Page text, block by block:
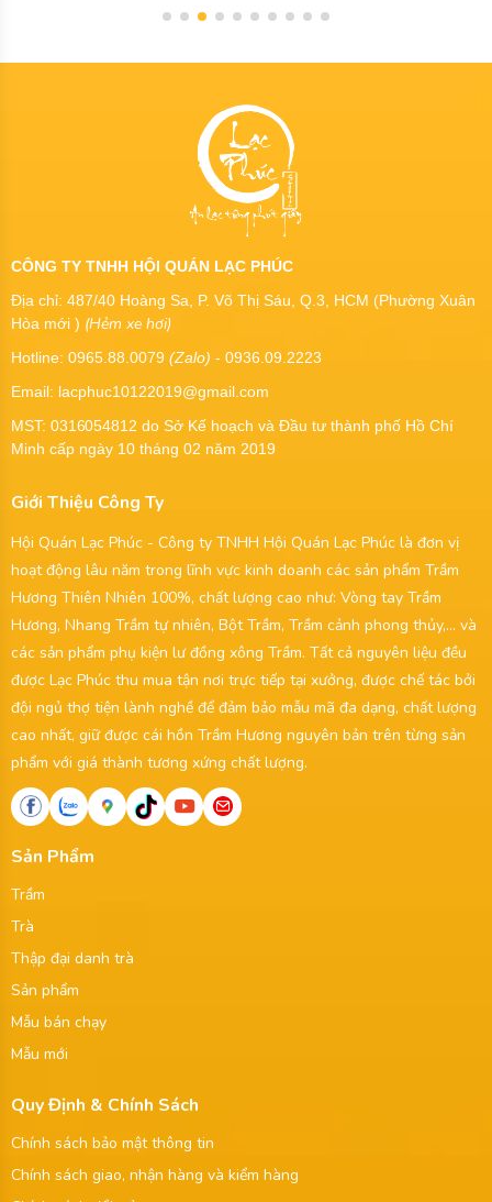
CÔNG TY TNHH HỘI QUÁN LẠC PHÚC
Địa chỉ: 487/40 Hoàng Sa, P. Võ Thị Sáu, Q.3, HCM (Phường Xuân
Hòa mới ) (Hẻm xe hơi)
Hotline: 0965.88.0079 (Zalo) - 0936.09.2223
Email: lacphuc10122019@gmail.com
MST: 0316054812 do Sở Kế hoạch và Đầu tư thành phố Hồ Chí
Minh cấp ngày 10 tháng 02 năm 2019
Giới Thiệu Công Ty
Hội Quán Lạc Phúc - Công ty TNHH Hội Quán Lạc Phúc là đơn vị
hoạt động lâu năm trong lĩnh vực kinh doanh các sản phẩm Trầm
Hương Thiên Nhiên 100%, chất lượng cao như: Vòng tay Trầm
Hương, Nhang Trầm tự nhiên, Bột Trầm, Trầm cảnh phong thủy,... và
các sản phẩm phụ kiện lư đồng xông Trầm. Tất cả nguyên liệu đều
được Lạc Phúc thu mua tận nơi trực tiếp tại xưởng, được chế tác bởi
đội ngủ thợ tiện lành nghề để đảm bảo mẫu mã đa dạng, chất lượng
cao nhất, giữ được cái hồn Trầm Hương nguyên bản trên từng sản
phẩm với giá thành tương xứng chất lượng.
Sản Phẩm
Trầm
Trà
Thập đại danh trà
Sản phẩm
Mẫu bán chạy
Mẫu mới
Quy Định & Chính Sách
Chính sách bảo mật thông tin
Chính sách giao, nhận hàng và kiểm hàng